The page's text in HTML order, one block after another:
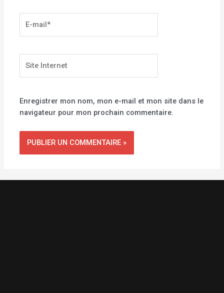
mail*
Internet
Enregistrer mon nom, mon e-mail et mon site dans le
navigateur pour mon prochain commentaire.